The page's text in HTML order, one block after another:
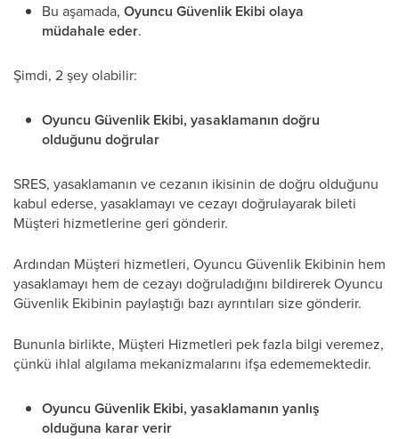
Bu aşamada, Oyuncu Güvenlik Ekibi olaya
müdahale eder.
Şimdi, 2 şey olabilir:
Oyuncu Güvenlik Ekibi, yasaklamanın doğru
olduğunu doğrular
SRES, yasaklamanın ve cezanın ikisinin de doğru olduğunu
kabul ederse, yasaklamayı ve cezayı doğrulayarak bileti
Müşteri hizmetlerine geri gönderir.
Ardından Müşteri hizmetleri, Oyuncu Güvenlik Ekibinin hem
yasaklamayı hem de cezayı doğruladığını bildirerek Oyuncu
Güvenlik Ekibinin paylaştığı bazı ayrıntıları size gönderir.
Bununla birlikte, Müşteri Hizmetleri pek fazla bilgi veremez,
çünkü ihlal algılama mekanizmalarını ifşa edememektedir.
Oyuncu Güvenlik Ekibi, yasaklamanın yanlış
olduğuna karar verir